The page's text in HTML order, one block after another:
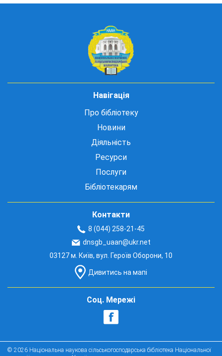
Навігація
Про бібліотеку
Новини
Діяльність
Ресурси
Послуги
Бібліотекарям
Контакти
8 (044) 258-21-45
dnsgb_uaan@ukr.net
03127 м. Київ, вул. Героїв Оборони, 10
Дивитись на мапі
Соц. Мережі
© 2026 Національна наукова сільськогосподарська бібліотека Національної